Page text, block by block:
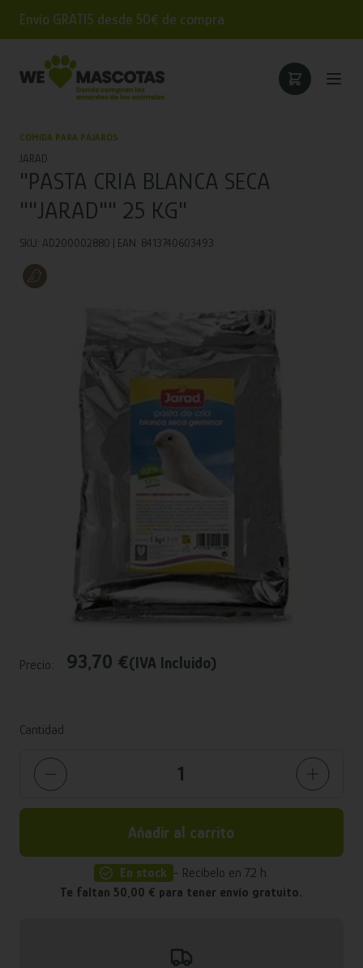
Envío GRATIS desde 50€ de compra
COMIDA PARA PÁJAROS
JARAD
"PASTA CRIA BLANCA SECA
""JARAD"" 25 KG"
SKU: AD200002880 | EAN: 8413740603493
Precio: 93,70 €(IVA Incluido)
Cantidad
Añadir al carrito
En stock - Recíbelo en 72 h.
Te faltan 50,00 € para tener envío gratuito.